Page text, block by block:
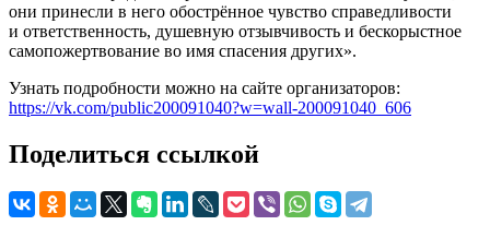
они принесли в него обострённое чувство справедливости
и ответственность, душевную отзывчивость и бескорыстное
самопожертвование во имя спасения других».
Узнать подробности можно на сайте организаторов:
https://vk.com/public200091040?w=wall-200091040_606
Поделиться ссылкой